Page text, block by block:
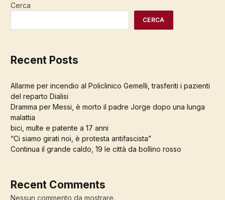
Cerca
CERCA
Recent Posts
Allarme per incendio al Policlinico Gemelli, trasferiti i pazienti
del reparto Dialisi
Dramma per Messi, è morto il padre Jorge dopo una lunga
malattia
bici, multe e patente a 17 anni
“Ci siamo girati noi, è protesta antifascista”
Continua il grande caldo, 19 le città da bollino rosso
Recent Comments
Nessun commento da mostrare.